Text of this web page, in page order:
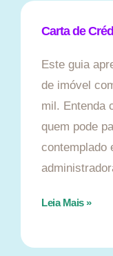
Carta de
Este guia
de imóvel
mil. Entenda
quem pode
contemplado
Leia Mais »